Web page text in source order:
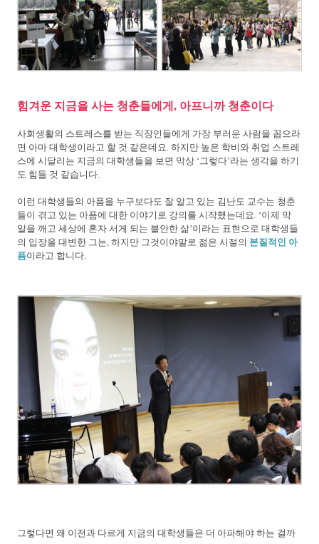
힘겨운 지금을 사는 청춘들에게, 아프니까 청춘이다
사회생활의 스트레스를 받는 직장인들에게 가장 부러운 사람을 꼽으라
면 아마 대학생이라고 할 것 같은데요. 하지만 높은 학비와 취업 스트레
스에 시달리는 지금의 대학생들을 보면 막상 ‘그렇다’라는 생각을 하기
도 힘들 것 같습니다.
이런 대학생들의 아픔을 누구보다도 잘 알고 있는 김난도 교수는 청춘
들이 겪고 있는 아픔에 대한 이야기로 강의를 시작했는데요. ‘이제 막
알을 깨고 세상에 혼자 서게 되는 불안한 삶’이라는 표현으로 대학생들
의 입장을 대변한 그는, 하지만 그것이야말로 젊은 시절의 본질적인 아
픔이라고 합니다.
그렇다면 왜 이전과 다르게 지금의 대학생들은 더 아파해야 하는 걸까